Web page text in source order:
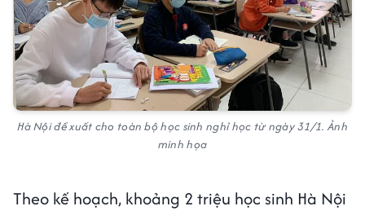
Hà Nội đề xuất cho toàn bộ học sinh nghỉ học từ ngày 31/1. Ảnh
minh họa
Theo kế hoạch, khoảng 2 triệu học sinh Hà Nội